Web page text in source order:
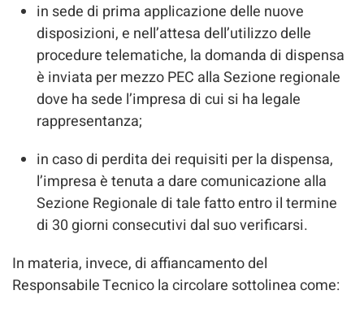
in sede di prima applicazione delle nuove
disposizioni, e nell’attesa dell’utilizzo delle
procedure telematiche, la domanda di dispensa
è inviata per mezzo PEC alla Sezione regionale
dove ha sede l’impresa di cui si ha legale
rappresentanza;
in caso di perdita dei requisiti per la dispensa,
l’impresa è tenuta a dare comunicazione alla
Sezione Regionale di tale fatto entro il termine
di 30 giorni consecutivi dal suo verificarsi.
In materia, invece, di affiancamento del
Responsabile Tecnico la circolare sottolinea come: